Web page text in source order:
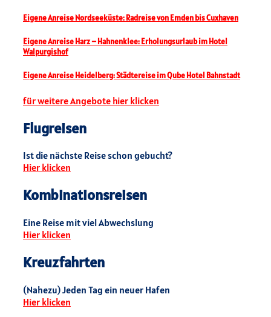
Eigene Anreise Nordseeküste: Radreise von Emden bis Cuxhaven
Eigene Anreise Harz – Hahnenklee: Erholungsurlaub im Hotel
Walpurgishof
Eigene Anreise Heidelberg: Städtereise im Qube Hotel Bahnstadt
für weitere Angebote hier klicken
Flugreisen
Ist die nächste Reise schon gebucht?
Hier klicken
Kombinationsreisen
Eine Reise mit viel Abwechslung
Hier klicken
Kreuzfahrten
(Nahezu) Jeden Tag ein neuer Hafen
Hier klicken